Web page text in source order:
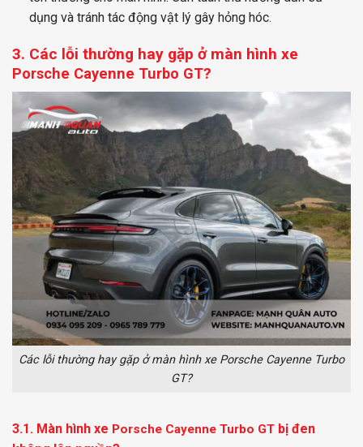
dụng và tránh tác động vật lý gây hỏng hóc.
3. Các lỗi thường hay gặp ở màn hình xe
Porsche Cayenne Turbo GT?
Các lỗi thường hay gặp ở màn hình xe Porsche Cayenne Turbo
GT?
3.1. Màn hình xe Porsche Cayenne Turbo GT bị đen